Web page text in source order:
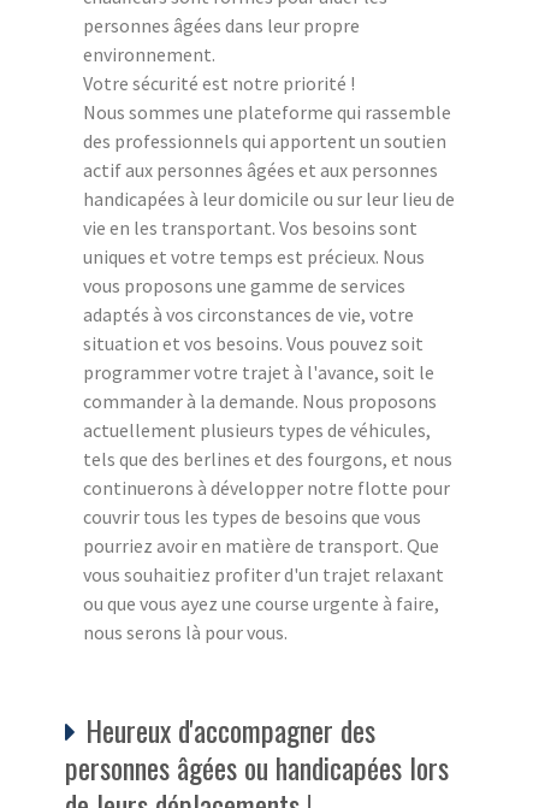
personnes âgées dans leur propre
environnement.
Votre sécurité est notre priorité !
Nous sommes une plateforme qui rassemble
des professionnels qui apportent un soutien
actif aux personnes âgées et aux personnes
handicapées à leur domicile ou sur leur lieu de
vie en les transportant. Vos besoins sont
uniques et votre temps est précieux. Nous
vous proposons une gamme de services
adaptés à vos circonstances de vie, votre
situation et vos besoins. Vous pouvez soit
programmer votre trajet à l'avance, soit le
commander à la demande. Nous proposons
actuellement plusieurs types de véhicules,
tels que des berlines et des fourgons, et nous
continuerons à développer notre flotte pour
couvrir tous les types de besoins que vous
pourriez avoir en matière de transport. Que
vous souhaitiez profiter d'un trajet relaxant
ou que vous ayez une course urgente à faire,
nous serons là pour vous.
Heureux d'accompagner des
personnes âgées ou handicapées lors